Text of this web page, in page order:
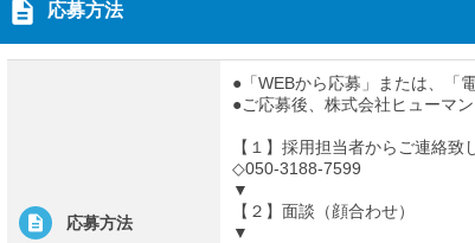
description 応募方法
応募方法
●「WEBから応募」または、「
●ご応募後、株式会社ヒューマ
【１】採用担当者からご連絡致
◇050-3188-7599
▼
【２】面談（顔合わせ）
▼